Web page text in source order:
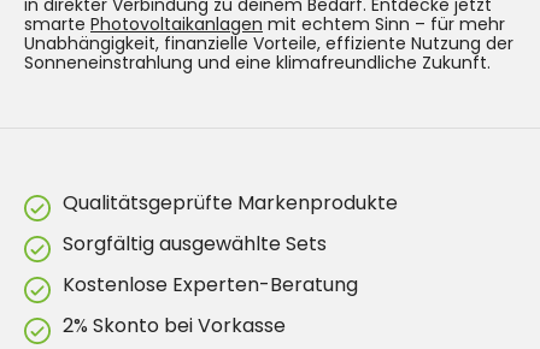
in direkter Verbindung zu deinem Bedarf. Entdecke jetzt
smarte Photovoltaikanlagen mit echtem Sinn – für mehr
Unabhängigkeit, finanzielle Vorteile, effiziente Nutzung der
Sonneneinstrahlung und eine klimafreundliche Zukunft.
Qualitätsgeprüfte Markenprodukte
Sorgfältig ausgewählte Sets
Kostenlose Experten-Beratung
2% Skonto bei Vorkasse